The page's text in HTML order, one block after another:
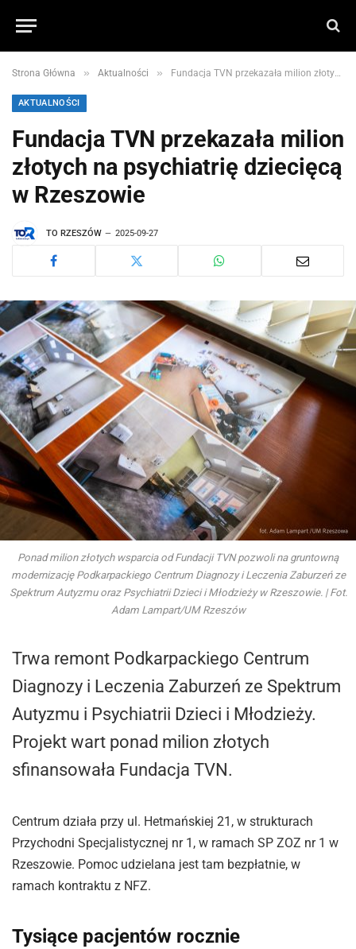
Strona Główna » Aktualności » Fundacja TVN przekazała milion złotych na psychiatrię dziecięcą w Rzeszowie
AKTUALNOŚCI
Fundacja TVN przekazała milion
złotych na psychiatrię dziecięcą
w Rzeszowie
TO RZESZÓW 2025-09-27
Ponad milion złotych wsparcia od Fundacji TVN pozwoli na gruntowną
modernizację Podkarpackiego Centrum Diagnozy i Leczenia Zaburzeń ze
Spektrum Autyzmu oraz Psychiatrii Dzieci i Młodzieży w Rzeszowie. | Fot.
Adam Lampart/UM Rzeszów
Trwa remont Podkarpackiego Centrum
Diagnozy i Leczenia Zaburzeń ze Spektrum
Autyzmu i Psychiatrii Dzieci i Młodzieży.
Projekt wart ponad milion złotych
sfinansowała Fundacja TVN.
Centrum działa przy ul. Hetmańskiej 21, w strukturach
Przychodni Specjalistycznej nr 1, w ramach SP ZOZ nr 1 w
Rzeszowie. Pomoc udzielana jest tam bezpłatnie, w
ramach kontraktu z NFZ.
Tysiące pacjentów rocznie